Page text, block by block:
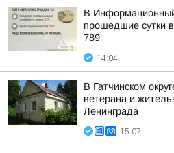
В
прошедшие сутки
789
14:04
В Гатчинском
ветерана и
Ленинграда
15:07